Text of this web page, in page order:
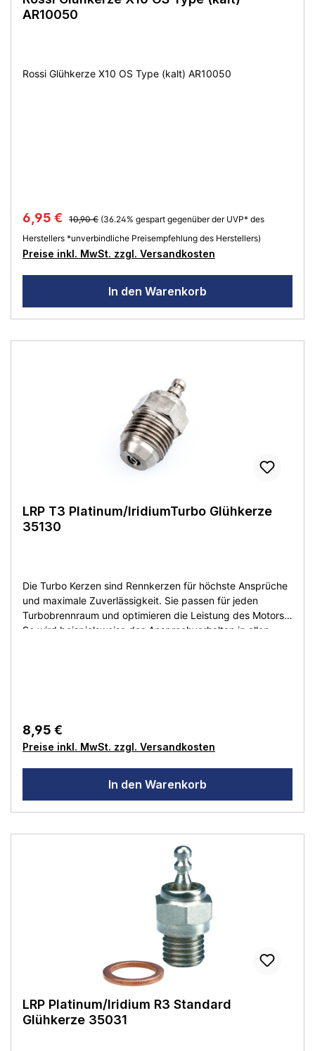
AR10050
Rossi Glühkerze X10 OS Type (kalt) AR10050
6,95 € 10,90 € (36.24% gespart gegenüber der UVP* des
Herstellers *unverbindliche Preisempfehlung des Herstellers)
Preise inkl. MwSt. zzgl. Versandkosten
In den Warenkorb
LRP T3 Platinum/IridiumTurbo Glühkerze
35130
Die Turbo Kerzen sind Rennkerzen für höchste Ansprüche
und maximale Zuverlässigkeit. Sie passen für jeden
Turbobrennraum und optimieren die Leistung des Motors.
So wird beispielsweise das Ansprechverhalten in allen
unerwünschten Motorabstellern vor. Motorgröße: .12
(2.11ccm) und .21 (3.49ccm), 1/8 OR
8,95 €
Preise inkl. MwSt. zzgl. Versandkosten
In den Warenkorb
LRP Platinum/Iridium R3 Standard
Glühkerze 35031